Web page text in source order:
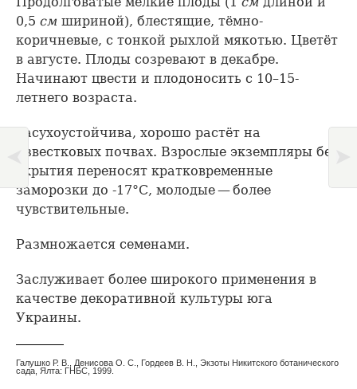
0,5 см шириной), блестящие, тёмно-
коричневые, с тонкой рыхлой мякотью. Цветёт
в августе. Плоды созревают в декабре.
Начинают цвести и плодоносить с 10–15-
летнего возраста.
Засухоустойчива, хорошо растёт на
известковых почвах. Взрослые экземпляры без
укрытия переносят кратковременные
заморозки до -17°С, молодые — более
чувствительные.
Размножается семенами.
Заслуживает более широкого применения в
качестве декоративной культуры юга
Украины.
Галушко Р. В., Денисова О. С., Гордеев В. Н., Экзоты Никитского ботанического
сада, Ялта: ГНБС, 1999.